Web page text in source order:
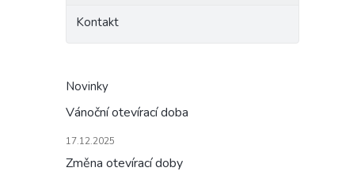
Kontakt
Novinky
Vánoční otevírací doba
17.12.2025
Změna otevírací doby